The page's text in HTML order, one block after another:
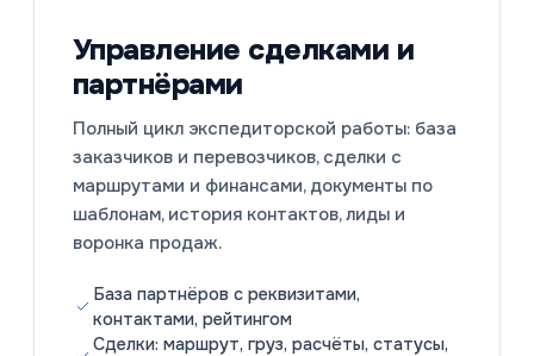
Управление сделками и
партнёрами
Полный цикл экспедиторской работы: база
заказчиков и перевозчиков, сделки с
маршрутами и финансами, документы по
шаблонам, история контактов, лиды и
воронка продаж.
База партнёров с реквизитами,
контактами, рейтингом
Сделки: маршрут, груз, расчёты, статусы,